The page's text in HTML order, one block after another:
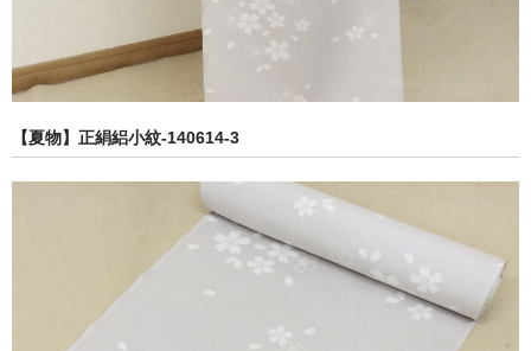
【夏物】正絹絽小紋-140614-3